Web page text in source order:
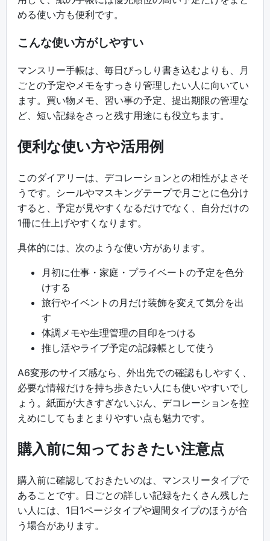
める使い方も便利です。
こんな使い方がしやすい
マンスリー手帳は、毎日びっしり書き込むよりも、月
ごとの予定やメモをすっきり管理したい人に向いてい
ます。買い物メモ、習い事の予定、提出期限の管理な
ど、短い記録をさっと残す用途にも役立ちます。
便利な使い方や活用例
このダイアリーは、デコレーションとの相性がよさそ
うです。シールやマスキングテープで月ごとに色分け
すると、予定が見やすくなるだけでなく、自分だけの
1冊に仕上げやすくなります。
具体的には、次のような使い方があります。
月初に仕事・家庭・プライベートの予定を色分
けする
旅行やイベントの月だけ装飾を変えて気分を出
す
体調メモや生理管理の目印をつける
推し活やライブ予定の記録帳として使う
A6変形のサイズ感なら、外出先での確認もしやすく、
必要な情報だけを持ち歩きたい人にも使いやすいでし
ょう。紙面が大きすぎないぶん、デコレーションを控
えめにしてもまとまりやすい点も魅力です。
購入前に知っておきたい注意点
購入前に確認しておきたいのは、マンスリータイプで
あることです。日ごとの詳しい記録をたくさん残した
い人には、1日1ページタイプや週間タイプのほうが合
う場合があります。